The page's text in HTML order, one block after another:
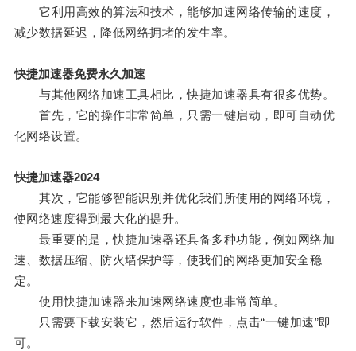
它利用高效的算法和技术，能够加速网络传输的速度，
减少数据延迟，降低网络拥堵的发生率。
快捷加速器免费永久加速
与其他网络加速工具相比，快捷加速器具有很多优势。
首先，它的操作非常简单，只需一键启动，即可自动优
化网络设置。
快捷加速器2024
其次，它能够智能识别并优化我们所使用的网络环境，
使网络速度得到最大化的提升。
最重要的是，快捷加速器还具备多种功能，例如网络加
速、数据压缩、防火墙保护等，使我们的网络更加安全稳
定。
使用快捷加速器来加速网络速度也非常简单。
只需要下载安装它，然后运行软件，点击“一键加速”即
可。